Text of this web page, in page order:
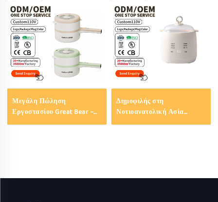
Μεγάλη Πώληση
Εργοστασίου Great Bear –
Μικρό Ηλεκτρικό Τηγάνι με
Αντικολλητική Ηλεκτρική
Δημοφιλής στη
Νοτιοανατολική Ασία
Ηλεκτρικός Βραστήρας
και Κουζίνα